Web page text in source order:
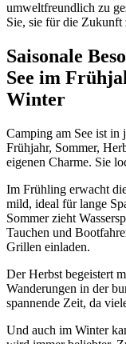
umweltfreundlich zu
Sie, sie für die Zukunft
Saisonale
See im
Winter
Camping am See ist in
Frühjahr, Sommer,
eigenen Charme. Sie
Im Frühling erwacht
mild, ideal für lange
Sommer zieht
Tauchen und
Grillen einladen.
Der Herbst begeistert
Wanderungen in der
spannende Zeit, da
Und auch im Winter